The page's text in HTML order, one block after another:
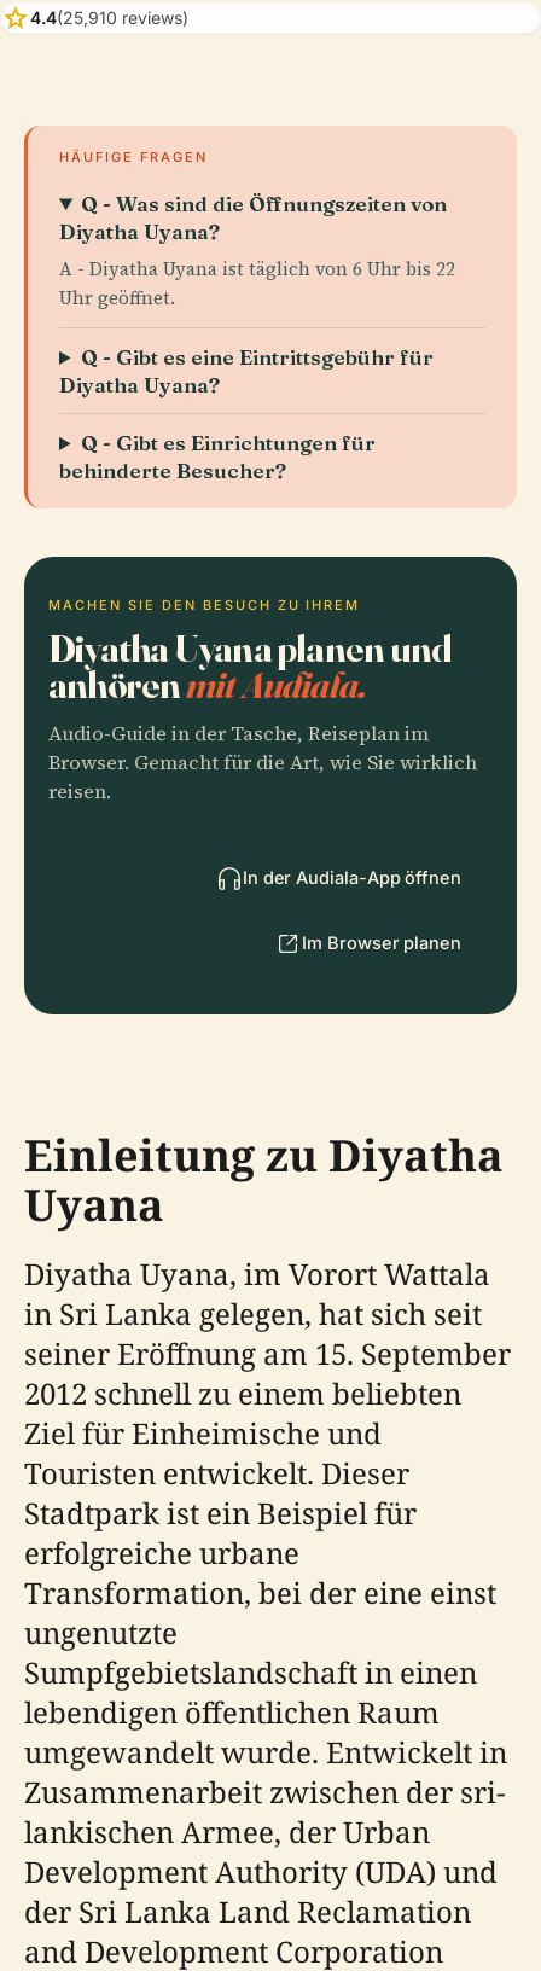
star4.4(25,910 reviews)
HÄUFIGE FRAGEN
Q - Was sind die Öffnungszeiten von
Diyatha Uyana?
A - Diyatha Uyana ist täglich von 6 Uhr bis 22
Uhr geöffnet.
Q - Gibt es eine Eintrittsgebühr für
Diyatha Uyana?
Q - Gibt es Einrichtungen für
behinderte Besucher?
MACHEN SIE DEN BESUCH ZU IHREM
Diyatha Uyana planen und
anhörenmit Audiala.
Audio-Guide in der Tasche, Reiseplan im
Browser. Gemacht für die Art, wie Sie wirklich
reisen.
In der Audiala-App öffnen
Im Browser planen
Einleitung zu Diyatha
Uyana
Diyatha Uyana, im Vorort Wattala
in Sri Lanka gelegen, hat sich seit
seiner Eröffnung am 15. September
2012 schnell zu einem beliebten
Ziel für Einheimische und
Touristen entwickelt. Dieser
Stadtpark ist ein Beispiel für
erfolgreiche urbane
Transformation, bei der eine einst
ungenutzte
Sumpfgebietslandschaft in einen
lebendigen öffentlichen Raum
umgewandelt wurde. Entwickelt in
Zusammenarbeit zwischen der sri-
lankischen Armee, der Urban
Development Authority (UDA) und
der Sri Lanka Land Reclamation
and Development Corporation